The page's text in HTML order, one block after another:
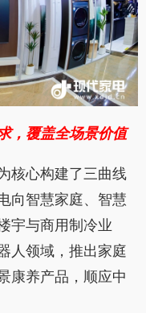
，覆盖全场景价值
核心构建了三曲线
向智慧家庭、智慧
宇与商用制冷业
人领域，推出家庭
康养产品，顺应中